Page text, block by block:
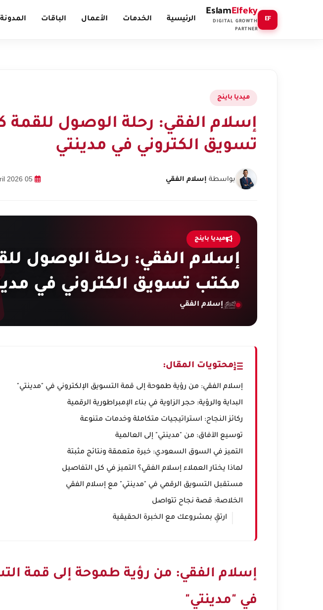
EF
EslamElfeky
DIGITAL GROWTH
PARTNER
الرئيسية الخدمات الأعمال الباقات المدونة
ميديا باينج
إسلام الفقي: رحلة الوصول للقمة
تسويق الكتروني في مدينتي
بواسطة إسلام الفقي
ميديا باينج
إسلام الفقي: رحلة الوصول
مكتب تسويق الكتروني في
إسلام الفقي
محتويات المقال:
إسلام الفقي: من رؤية طموحة إلى قمة التسويق الإلكتروني في "مدينتي"
البداية والرؤية: حجر الزاوية في بناء الإمبراطورية الرقمية
ركائز النجاح: استراتيجيات متكاملة وخدمات متنوعة
توسيع الآفاق: من "مدينتي" إلى العالمية
التميز في السوق السعودي: خبرة متعمقة ونتائج مثبتة
لماذا يختار العملاء إسلام الفقي؟ التميز في كل التفاصيل
مستقبل التسويق الرقمي في "مدينتي" مع إسلام الفقي
الخلاصة: قصة نجاح تتواصل
ارتقِ بمشروعك مع الخبرة الحقيقية
إسلام الفقي: من رؤية طموحة إلى قمة
في "مدينتي"